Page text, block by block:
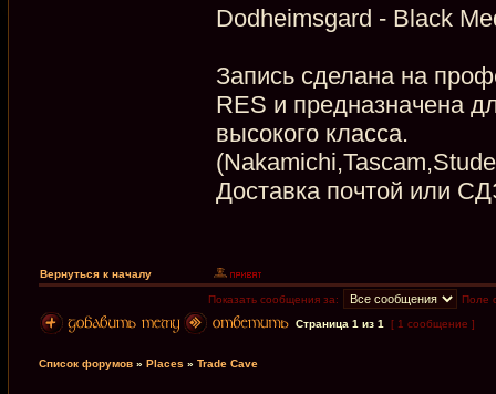
Dodheimsgard - Black
Запись сделана на
RES и предназначена
высокого класса.
Доставка почтой или
Вернуться к началу
Показать сообщения за:
Поле
Страница 1 из 1 [ 1 сообщение ]
Список форумов » Places » Trade Cave